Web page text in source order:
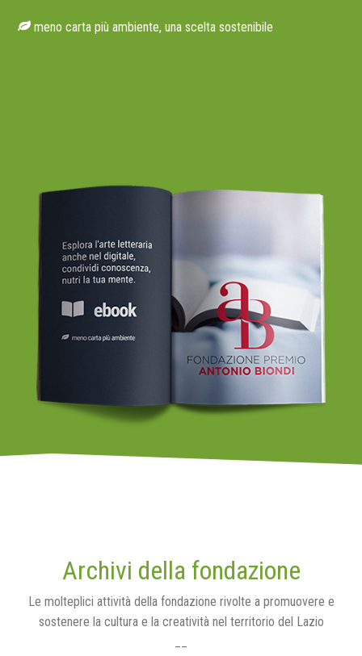
meno carta più ambiente, una scelta sostenibile
Archivi della fondazione
Le molteplici attività della fondazione rivolte a promuovere e
sostenere la cultura e la creatività nel territorio del Lazio